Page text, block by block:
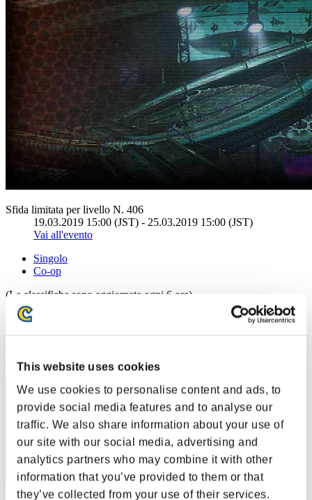
This website uses cookies
We use cookies to personalise content and ads, to
provide social media features and to analyse our
traffic. We also share information about your use of
our site with our social media, advertising and
analytics partners who may combine it with other
information that you’ve provided to them or that
they’ve collected from your use of their services.
Sfida limitata per livello N. 406
19.03.2019 15:00 (JST) - 25.03.2019 15:00 (JST)
Vai all'evento
Singolo
Co-op
(Le classifiche sono aggiornate ogni 6 ore)
Classifiche
21